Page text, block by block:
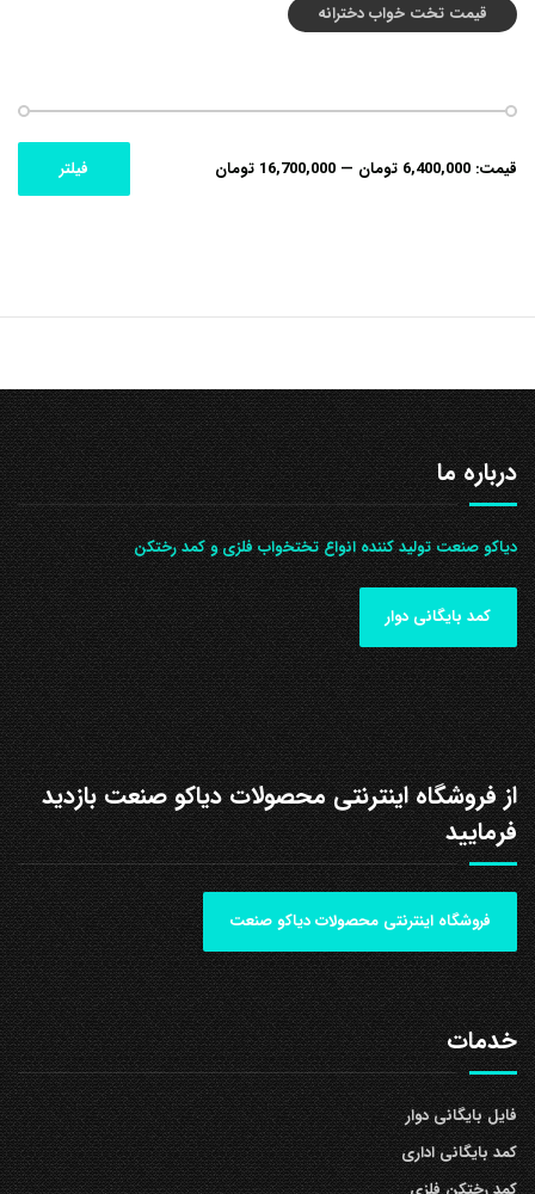
قیمت تخت خواب دخترانه
حداقل
حداکثر
فیلتر قیمت: 6,400,000 تومان — 16,700,000 تومان
درباره ما
دیاکو صنعت تولید کننده انواع تختخواب فلزی و کمد رختکن
کمد بایگانی دوار
از فروشگاه اینترنتی محصولات دیاکو صنعت بازدید
فرمایید
فروشگاه اینترنتی محصولات دیاکو صنعت
خدمات
فایل بایگانی دوار
کمد بایگانی اداری